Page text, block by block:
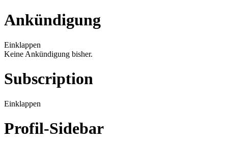
Ankündigung
Einklappen
Keine Ankündigung bisher.
Subscription
Einklappen
Profil-Sidebar